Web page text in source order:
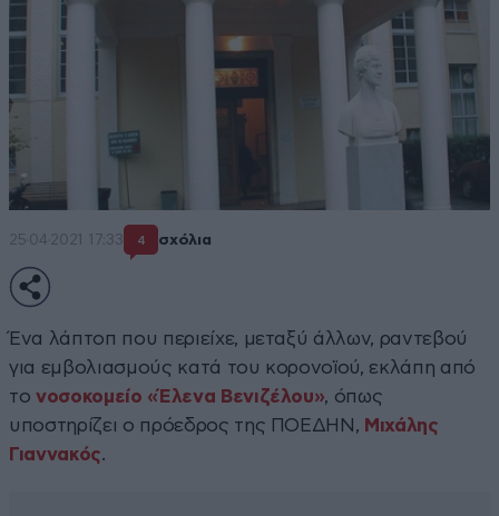
25·04·2021 17:33 4 σχόλια
Ένα λάπτοπ που περιείχε, μεταξύ άλλων, ραντεβού
για εμβολιασμούς κατά του κορονοϊού, εκλάπη από
το νοσοκομείο «Έλενα Βενιζέλου», όπως
υποστηρίζει ο πρόεδρος της ΠΟΕΔΗΝ, Μιχάλης
Γιαννακός.